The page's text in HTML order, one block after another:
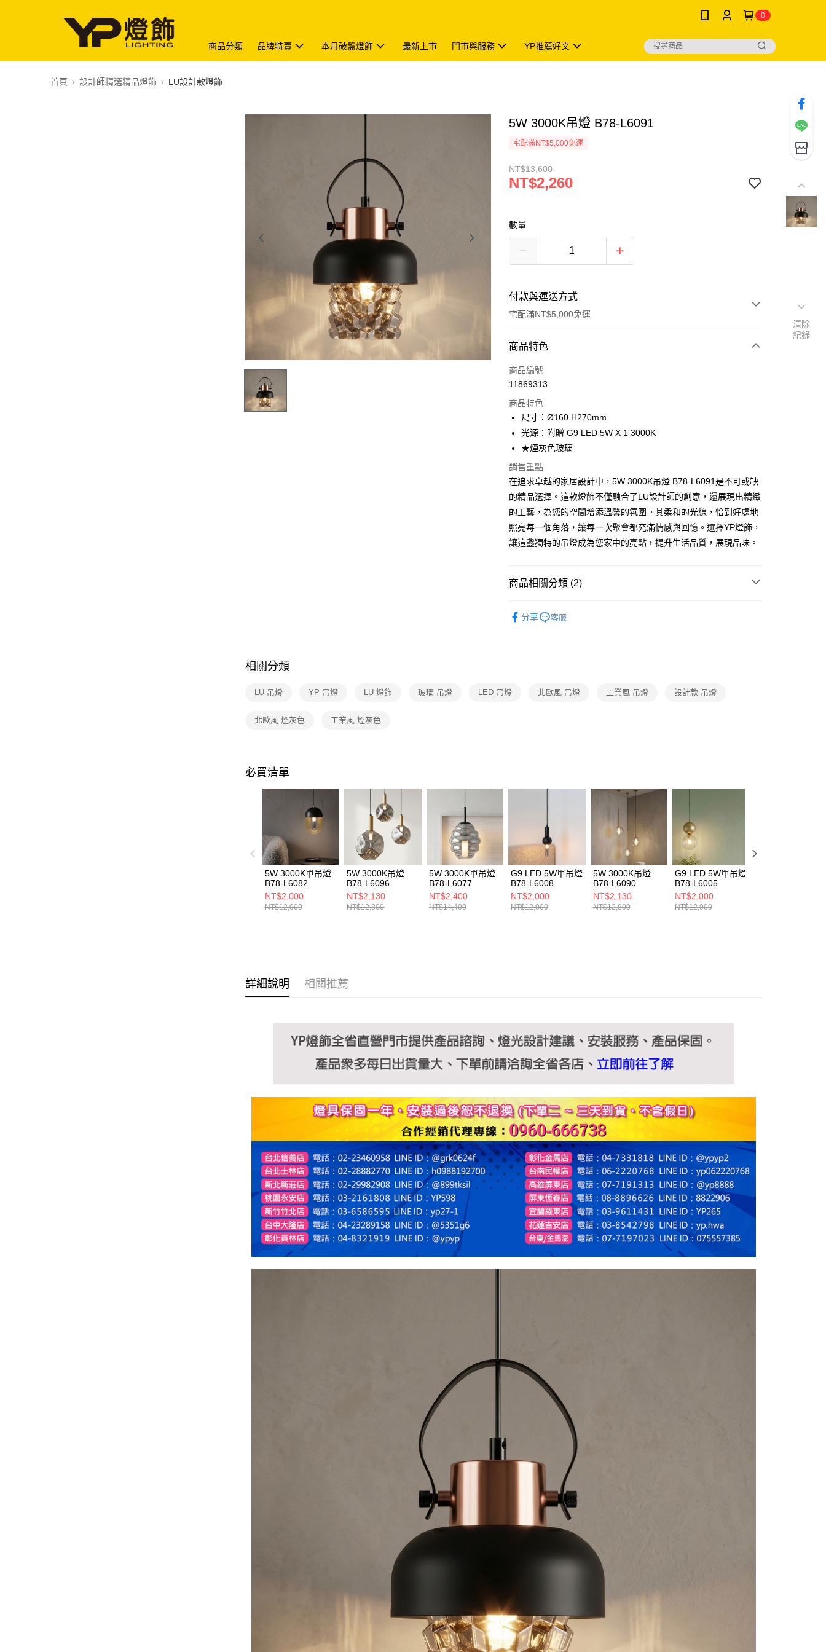
0
商品分類 品牌特賣 本月破盤燈飾 最新上市 門市與服務 YP推薦好文
首頁 設計師精選精品燈飾 LU設計款燈飾
5W 3000K吊燈 B78-L6091
宅配滿NT$5,000免運
NT$13,600
NT$2,260
數量
付款與運送方式
宅配滿NT$5,000免運
付款方式
信用卡一次付款
Apple Pay
街口支付
Google Pay
AFTEE先享後付
相關說明
便利好安心！
１．簡單：不需註冊會員、不需綁卡、不需儲值。
／ATM／網路銀行／等多元方式進行付款，方視為交易完成。
※ 請注意：結帳手續完成當下不需立刻繳費，但若您需要取消訂單，請聯
交易，需依本服務之必要範圍內提供個人資料，並將交易相關給付款項請
求債權轉讓予恩沛科技股份有限公司。
２．關於個人資料處理事宜，請瀏覽以下網址：
https://aftee.tw/terms/#terms3
３．未成年的使用者請事先徵得法定代理人或監護人之同意方可使用
「AFTEE先享後付」，若未經同意申辦者引起之損失，本公司不負相關責
任。
４．使用「AFTEE先享後付」時，將依據個別帳號之用戶狀況，依本公司
即時審查核予不同之上限額度；若仍有額度不足之情形，本公司將視審查
結果請求用戶進行身份認證。
５．嚴禁一人註冊多個帳號或使用他人資訊註冊。若發現惡意使用之情
新竹貨運宅配
商品特色
商品編號
11869313
商品特色
尺寸：Ø160 H270mm
光源：附贈 G9 LED 5W X 1 3000K
★煙灰色玻璃
銷售重點
在追求卓越的家居設計中，5W 3000K吊燈 B78-L6091是不可或缺
的精品選擇。這款燈飾不僅融合了LU設計師的創意，還展現出精緻
的工藝，為您的空間增添溫馨的氛圍。其柔和的光線，恰到好處地
照亮每一個角落，讓每一次聚會都充滿情感與回憶。選擇YP燈飾，
讓這盞獨特的吊燈成為您家中的亮點，提升生活品質，展現品味。
商品相關分類 (2)
分享 客服
相關分類
LU 吊燈 YP 吊燈 LU 燈飾 玻璃 吊燈 LED 吊燈 北歐風 吊燈 工業風 吊燈 設計款 吊燈
北歐風 煙灰色 工業風 煙灰色
必買清單
5W 3000K單吊燈
B78-L6082
NT$2,000
NT$12,000
5W 3000K吊燈
B78-L6096
NT$2,130
NT$12,800
5W 3000K單吊燈
B78-L6077
NT$2,400
NT$14,400
G9 LED 5W單吊燈
B78-L6008
NT$2,000
NT$12,000
5W 3000K吊燈
B78-L6090
NT$2,130
NT$12,800
G9 LED 5W單吊燈
B78-L6005
NT$2,000
NT$12,000
詳細說明 相關推薦
清除
紀錄